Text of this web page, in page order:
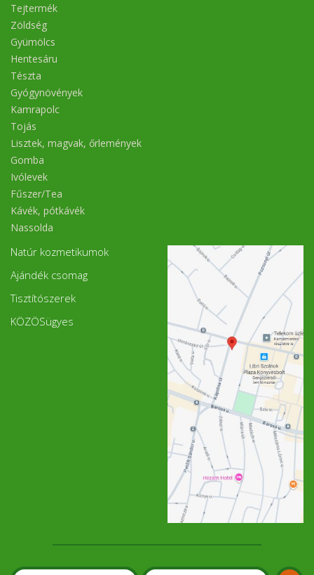
Tejtermék
Zöldség
Gyümölcs
Hentesáru
Tészta
Gyógynövények
Kamrapolc
Tojás
Lisztek, magvak, őrlemények
Gomba
Ivólevek
Fűszer/Tea
Kávék, pótkávék
Nassolda
Natúr kozmetikumok
Ajándék csomag
Tisztítószerek
KÖZÖSügyes